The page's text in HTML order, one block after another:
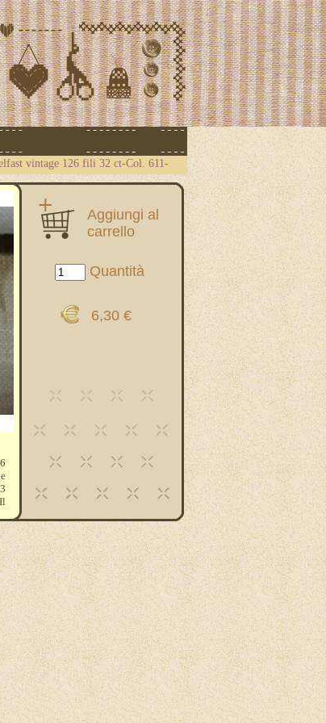
vintage 126 fili 32 ct-Col. 611-
Aggiungi al
carrello
Quantità
6,30 €